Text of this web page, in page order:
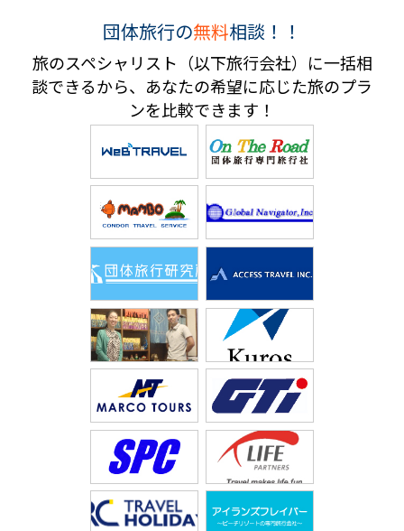
団体旅行の無料相談！！
旅のスペシャリスト（以下旅行会社）に一括相
談できるから、あなたの希望に応じた旅のプラ
ンを比較できます！